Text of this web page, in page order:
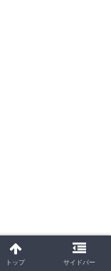
トップ サイドバー